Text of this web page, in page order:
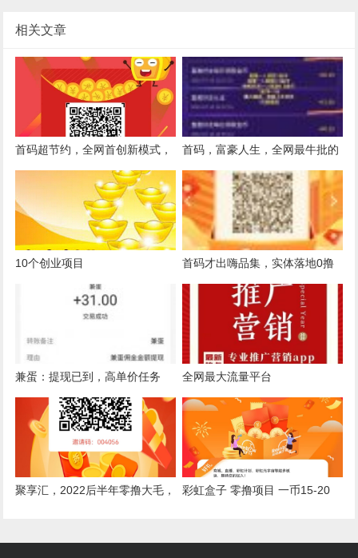
相关文章
首码超节约，全网首创新模式，
静态日入10-25元，全程零投资
首码，富豪人生，全网最牛批的
分红项目，静态日入15-55元，
全程零投资
10个创业项目 首码才出嗨品集，实体落地0撸
兼蛋：提现已到，高单价任务
多，注册送1元，1个任务赚几十
全网最大流量平台
聚享汇，2022后半年零撸大毛，
彩虹盒子 零撸项目 一币15-20